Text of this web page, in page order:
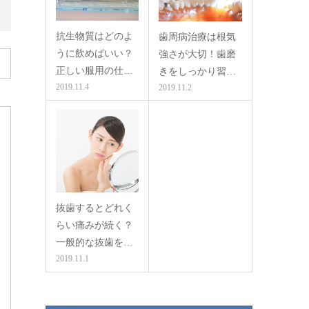
抗生物質はどのよ
うに飲めばいい？
正しい服用の仕…
2019.11.4
歯周病治療は根気
強さが大切！歯磨
きをしっかり習…
2019.11.2
抜歯するとどれく
らい痛みが続く？
一般的な抜歯を…
2019.11.1